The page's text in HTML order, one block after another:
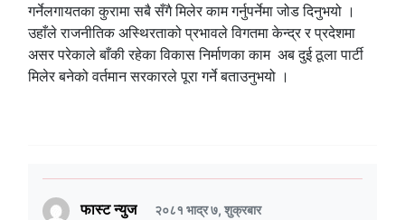
गर्नेलगायतका कुरामा सबै सँगै मिलेर काम गर्नुपर्नेमा जोड दिनुभयो ।
उहाँले राजनीतिक अस्थिरताको प्रभावले विगतमा केन्द्र र प्रदेशमा
असर परेकाले बाँकी रहेका विकास निर्माणका काम अब दुई ठूला पार्टी
मिलेर बनेको वर्तमान सरकारले पूरा गर्ने बताउनुभयो ।
फास्ट न्युज २०८१ भाद्र ७, शुक्रबार